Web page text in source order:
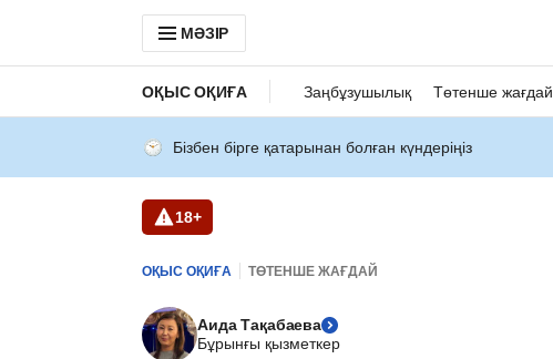
МӘЗІР
ОҚЫС ОҚИҒА Заңбұзушылық Төтенше жағдай
Бізбен бірге қатарынан болған күндеріңіз
18+
ОҚЫС ОҚИҒА ТӨТЕНШЕ ЖАҒДАЙ
Аида Тақабаева
Бұрынғы қызметкер